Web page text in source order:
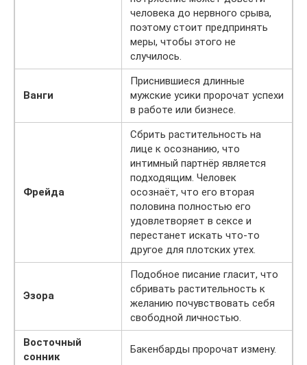
человека до нервного срыва,
поэтому стоит предпринять
меры, чтобы этого не
случилось.
Ванги
Приснившиеся длинные
мужские усики пророчат успехи
в работе или бизнесе.
Фрейда
Сбрить растительность на
лице к осознанию, что
интимный партнёр является
подходящим. Человек
осознаёт, что его вторая
половина полностью его
удовлетворяет в сексе и
перестанет искать что-то
другое для плотских утех.
Эзора
Подобное писание гласит, что
сбривать растительность к
желанию почувствовать себя
свободной личностью.
Восточный
сонник
Бакенбарды пророчат измену.